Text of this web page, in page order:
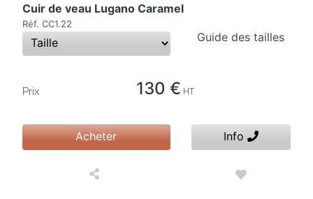
Cuir de veau Lugano Caramel
Réf. CC1.22
Guide des tailles
Prix 130 € HT
Acheter Info